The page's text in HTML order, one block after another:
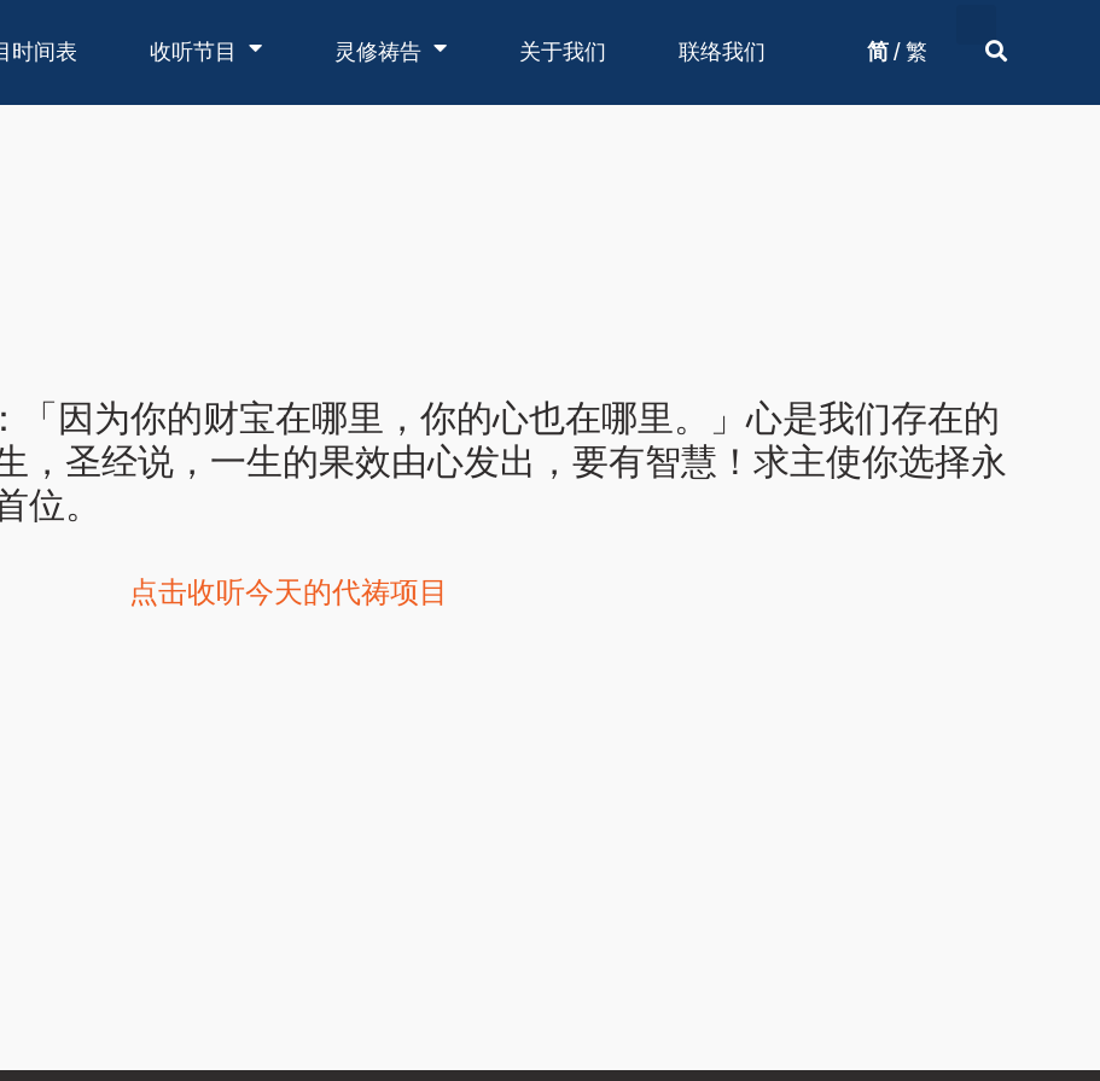
时间表 收听节目 灵修祷告 关于我们 联络我们 简 / 繁
「因为你的财宝在哪里，你的心也在哪里。」心是我们存在的
，圣经说，一生的果效由心发出，要有智慧！求主使你选择永
位。
点击收听今天的代祷项目